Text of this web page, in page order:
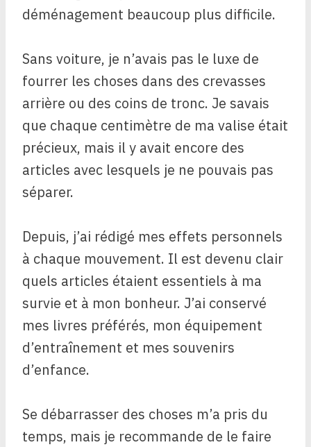
déménagement beaucoup plus difficile.
Sans voiture, je n’avais pas le luxe de
fourrer les choses dans des crevasses
arrière ou des coins de tronc. Je savais
que chaque centimètre de ma valise était
précieux, mais il y avait encore des
articles avec lesquels je ne pouvais pas
séparer.
Depuis, j’ai rédigé mes effets personnels
à chaque mouvement. Il est devenu clair
quels articles étaient essentiels à ma
survie et à mon bonheur. J’ai conservé
mes livres préférés, mon équipement
d’entraînement et mes souvenirs
d’enfance.
Se débarrasser des choses m’a pris du
temps, mais je recommande de le faire